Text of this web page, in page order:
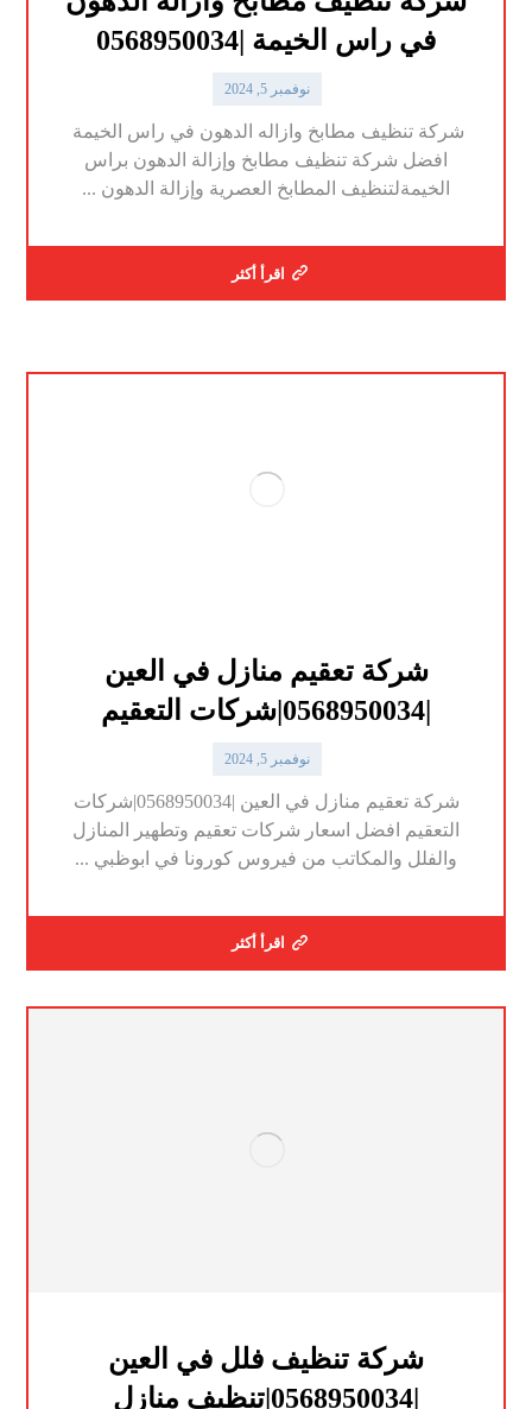
في راس الخيمة |0568950034
نوفمبر 5, 2024
شركة تنظيف مطابخ وازاله الدهون في راس الخيمة
افضل شركة تنظيف مطابخ وإزالة الدهون براس
الخيمةلتنظيف المطابخ العصرية وإزالة الدهون ...
اقرأ أكثر
شركة تعقيم منازل في العين
|0568950034|شركات التعقيم
نوفمبر 5, 2024
شركة تعقيم منازل في العين |0568950034|شركات
التعقيم افضل اسعار شركات تعقيم وتطهير المنازل
والفلل والمكاتب من فيروس كورونا في ابوظبي ...
اقرأ أكثر
شركة تنظيف فلل في العين